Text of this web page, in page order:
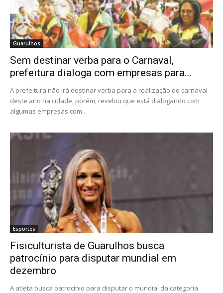
Guarulhos
Sem destinar verba para o Carnaval,
prefeitura dialoga com empresas para...
A prefeitura não irá destinar verba para a realização do carnaval
deste ano na cidade, porém, revelou que está dialogando com
algumas empresas com...
Esportes
Fisiculturista de Guarulhos busca
patrocínio para disputar mundial em
dezembro
A atleta busca patrocínio para disputar o mundial da categoria